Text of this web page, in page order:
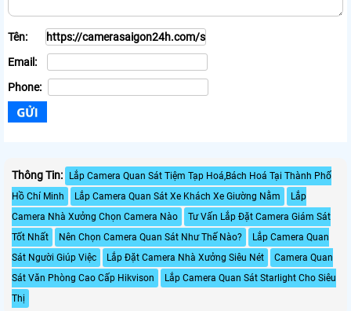
Tên:
Email:
Phone:
Thông Tin:
Lắp Camera Quan Sát Tiệm Tạp Hoá,Bách Hoá Tại Thành Phố
Hồ Chí Minh
Lắp Camera Quan Sát Xe Khách Xe Giường Nằm
Lắp
Camera Nhà Xưởng Chọn Camera Nào
Tư Vấn Lắp Đặt Camera Giám Sát
Tốt Nhất
Nên Chọn Camera Quan Sát Như Thế Nào?
Lắp Camera Quan
Sát Người Giúp Việc
Lắp Đặt Camera Nhà Xưởng Siêu Nét
Camera Quan
Sát Văn Phòng Cao Cấp Hikvison
Lắp Camera Quan Sát Starlight Cho Siêu
Thị